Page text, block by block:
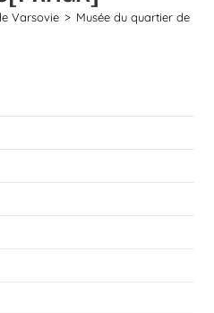
Varsovie > Musée du quartier de